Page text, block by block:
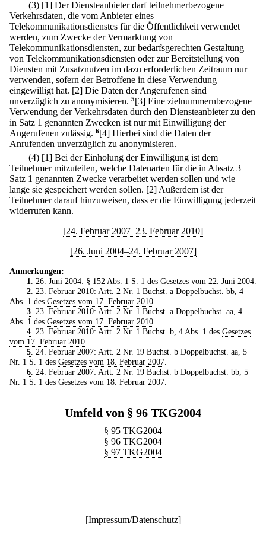
(3) [1] Der Diensteanbieter darf teilnehmerbezogene
Verkehrsdaten, die vom Anbieter eines
Telekommunikationsdienstes für die Öffentlichkeit verwendet
werden, zum Zwecke der Vermarktung von
Telekommunikationsdiensten, zur bedarfsgerechten Gestaltung
von Telekommunikationsdiensten oder zur Bereitstellung von
Diensten mit Zusatznutzen im dazu erforderlichen Zeitraum nur
verwenden, sofern der Betroffene in diese Verwendung
eingewilligt hat. [2] Die Daten der Angerufenen sind
unverzüglich zu anonymisieren. 5[3] Eine zielnummernbezogene
Verwendung der Verkehrsdaten durch den Diensteanbieter zu den
in Satz 1 genannten Zwecken ist nur mit Einwilligung der
Angerufenen zulässig. 6[4] Hierbei sind die Daten der
Anrufenden unverzüglich zu anonymisieren.
(4) [1] Bei der Einholung der Einwilligung ist dem
Teilnehmer mitzuteilen, welche Datenarten für die in Absatz 3
Satz 1 genannten Zwecke verarbeitet werden sollen und wie
lange sie gespeichert werden sollen. [2] Außerdem ist der
Teilnehmer darauf hinzuweisen, dass er die Einwilligung jederzeit
widerrufen kann.
[24. Februar 2007–23. Februar 2010]
[26. Juni 2004–24. Februar 2007]
Anmerkungen:
1
. 26. Juni 2004: § 152 Abs. 1 S. 1 des Gesetzes vom 22. Juni 2004.
2. 23. Februar 2010: Artt. 2 Nr. 1 Buchst. a Doppelbuchst. bb, 4
Abs. 1 des Gesetzes vom 17. Februar 2010
3. 23. Februar 2010: Artt. 2 Nr. 1 Buchst. a Doppelbuchst. aa, 4
Abs. 1 des Gesetzes vom 17. Februar 2010
4. 23. Februar 2010: Artt. 2 Nr. 1 Buchst. b, 4 Abs. 1 des Gesetzes
vom 17. Februar 2010
5. 24. Februar 2007: Artt. 2 Nr. 19 Buchst. b Doppelbuchst. aa, 5
Nr. 1 S. 1 des Gesetzes vom 18. Februar 2007
6. 24. Februar 2007: Artt. 2 Nr. 19 Buchst. b Doppelbuchst. bb, 5
Nr. 1 S. 1 des Gesetzes vom 18. Februar 2007
Umfeld von § 96 TKG2004
§ 95 TKG2004
§ 96 TKG2004
§ 97 TKG2004
[Impressum/Datenschutz]